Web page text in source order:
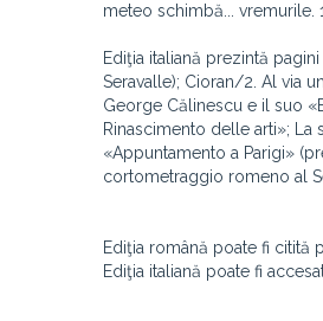
meteo schimbă... vremurile.
Ediţia italiană prezintă
Seravalle); Cioran/2. Al via
George Călinescu e il suo
Rinascimento delle arti»;
«Appuntamento a Parigi»
cortometraggio romeno al
Ediţia română poate fi
Ediţia italiană poate fi